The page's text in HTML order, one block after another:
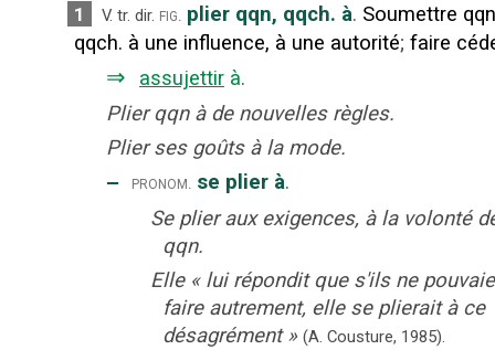
1
V. tr. dir. fig. plier qqn, qqch. à. Soumettre
qqch. à une influence, à une autorité; faire
⇒ assujettir à.
Plier qqn à de nouvelles règles.
Plier ses goûts à la mode.
‒ pronom. se plier à.
Se plier aux exigences, à la volonté
qqn.
Elle « lui répondit que s'ils ne
faire autrement, elle se plierait à ce
désagrément » (A. Cousture, 1985).